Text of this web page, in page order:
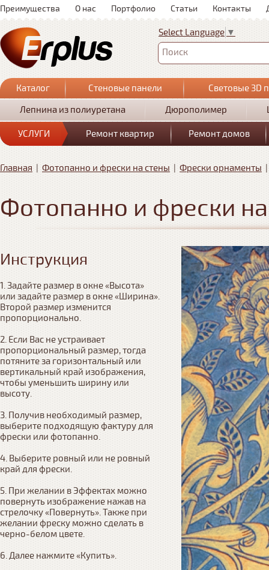
Преимущества О нас Портфолио Статьи Контакты
Select Language ▼
Поиск
Каталог Стеновые панели
Световые 3D
Лепнина из полиуретана
Дюрополимер
УСЛУГИ Ремонт квартир Ремонт домов
Главная | Фотопанно и фрески на стены | Фрески орнаменты
Фотопанно и фрески
Инструкция
1. Задайте размер в окне «Высота»
или задайте размер в окне «Ширина».
Второй размер изменится
пропорционально.
2. Если Вас не устраивает
пропорциональный размер, тогда
потяните за горизонтальный или
вертикальный край изображения,
чтобы уменьшить ширину или
высоту.
3. Получив необходимый размер,
выберите подходящую фактуру для
фрески или фотопанно.
4. Выберите ровный или не ровный
край для фрески.
5. При желании в Эффектах можно
повернуть изображение нажав на
стрелочку «Повернуть». Также при
желании фреску можно сделать в
черно-белом цвете.
6. Далее нажмите «Купить».